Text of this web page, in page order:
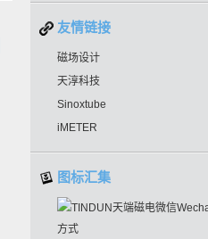
友情链接
磁场设计
天淳科技
Sinoxtube
iMETER
图标汇集